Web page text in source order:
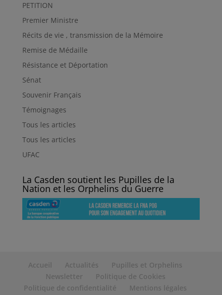
PETITION
Premier Ministre
Récits de vie , transmission de la Mémoire
Remise de Médaille
Résistance et Déportation
Sénat
Souvenir Français
Témoignages
Tous les articles
Tous les articles
UFAC
La Casden soutient les Pupilles de la
Nation et les Orphelins du Guerre
Accueil Actualités
Pupilles et Orphelins
Newsletter
Politique de Cookies
Politique de confidentialité
Mentions légales